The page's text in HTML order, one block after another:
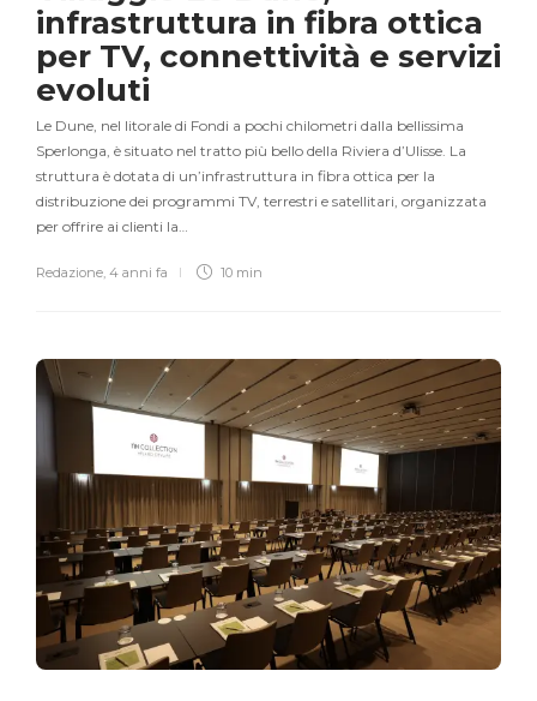
infrastruttura in fibra ottica
per TV, connettività e servizi
evoluti
Le Dune, nel litorale di Fondi a pochi chilometri dalla bellissima
Sperlonga, è situato nel tratto più bello della Riviera d’Ulisse. La
struttura è dotata di un’infrastruttura in fibra ottica per la
distribuzione dei programmi TV, terrestri e satellitari, organizzata
per offrire ai clienti la…
Redazione 4 anni fa 10 min